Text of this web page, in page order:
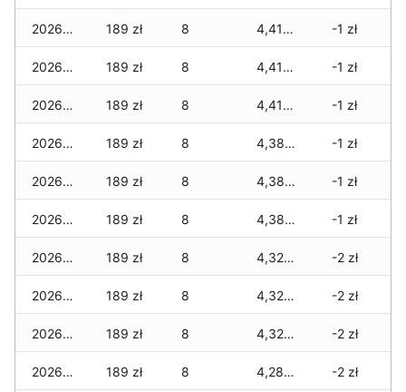
2026-05-07 189 zł 8 4,419 zł -1 zł
2026-05-06 189 zł 8 4,419 zł -1 zł
2026-05-05 189 zł 8 4,419 zł -1 zł
2026-05-04 189 zł 8 4,389 zł -1 zł
2026-05-03 189 zł 8 4,389 zł -1 zł
2026-05-02 189 zł 8 4,389 zł -1 zł
2026-05-01 189 zł 8 4,329 zł -2 zł
2026-04-30 189 zł 8 4,329 zł -2 zł
2026-04-29 189 zł 8 4,329 zł -2 zł
2026-04-28 189 zł 8 4,286 zł -2 zł